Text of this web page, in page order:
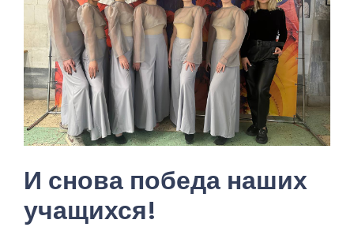
И снова победа наших
учащихся!